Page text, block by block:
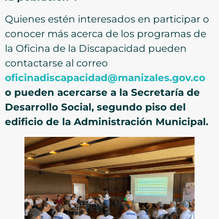
Quienes estén interesados en participar o
conocer más acerca de los programas de
la Oficina de la Discapacidad pueden
contactarse al correo
oficinadiscapacidad@manizales.gov.co
o pueden acercarse a la Secretaría de
Desarrollo Social, segundo piso del
edificio de la Administración Municipal.